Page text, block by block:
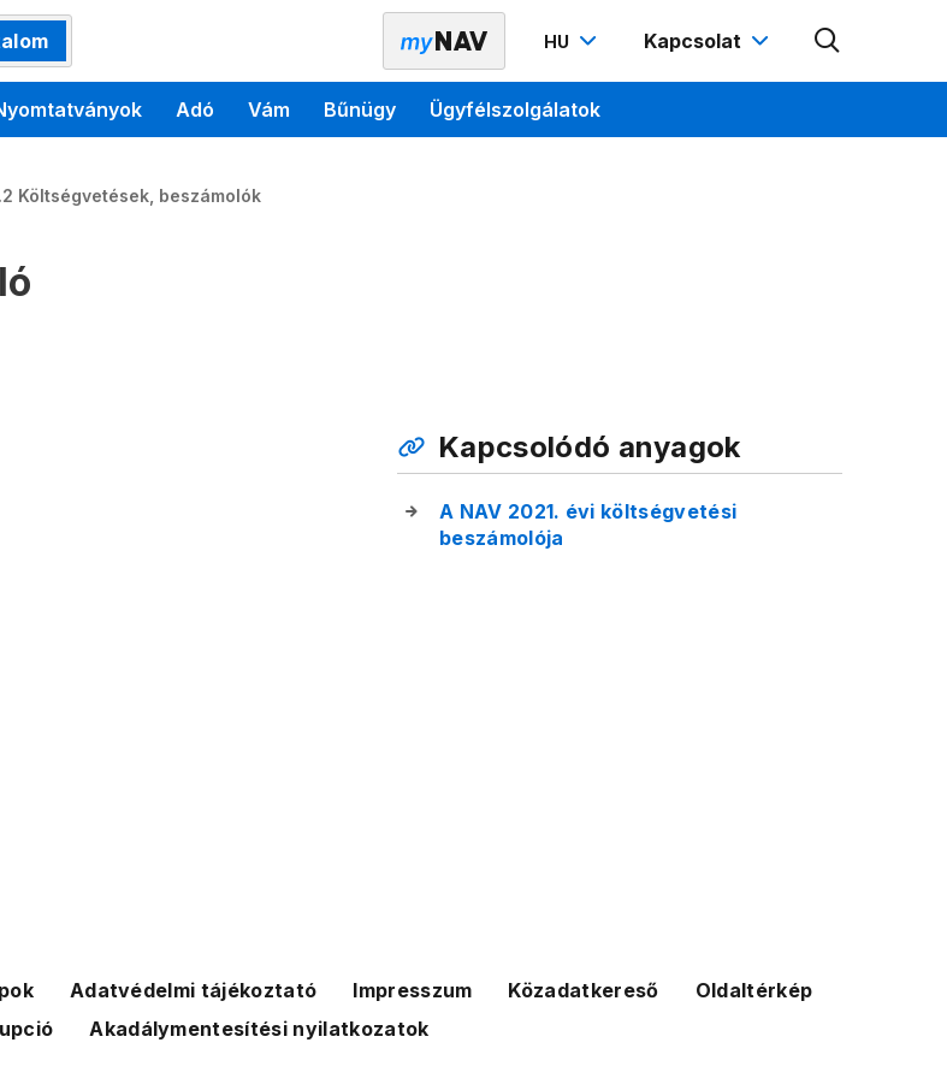
HU Kapcsolat
Adó Vám Bűnügy Ügyfélszolgálatok
Költségvetések, beszámolók
Kapcsolódó anyagok
A NAV 2021. évi költségvetési
beszámolója
Adatvédelmi tájékoztató Impresszum Közadatkereső
Oldaltérkép
Akadálymentesítési nyilatkozatok